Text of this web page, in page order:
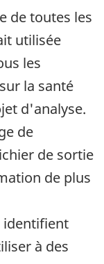
de toutes les
utilisée
les
la santé
d'analyse.
de
de sortie
de plus
à des